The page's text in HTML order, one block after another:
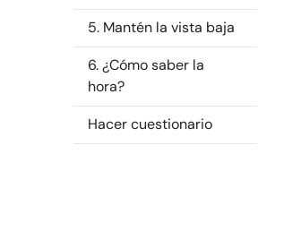
5. Mantén la vista baja
6. ¿Cómo saber la
hora?
Hacer cuestionario